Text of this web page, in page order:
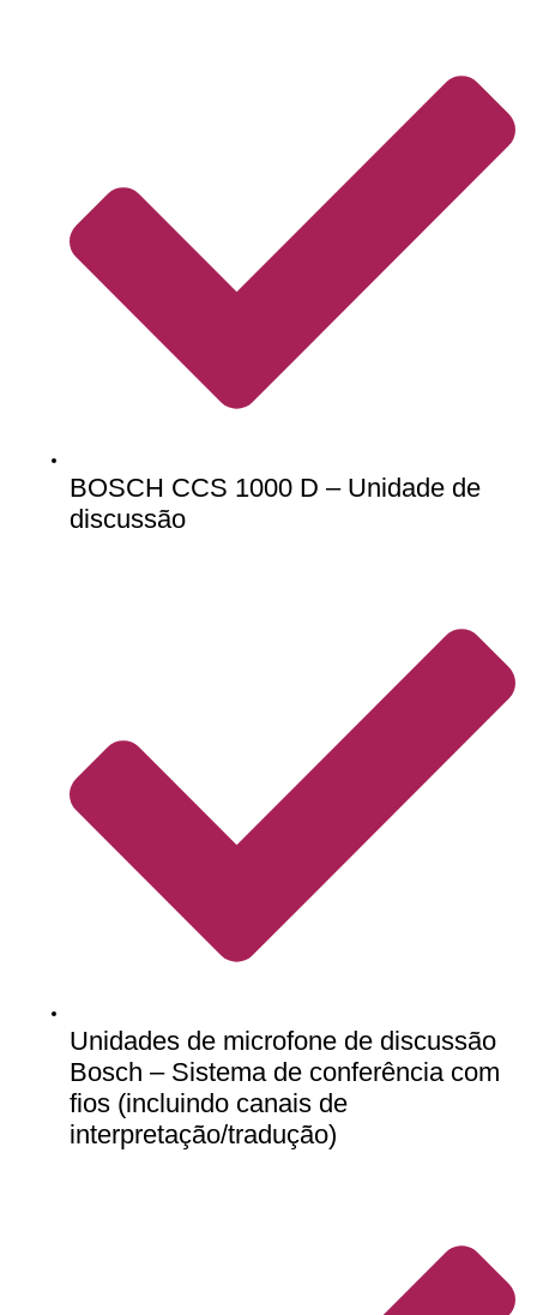
BOSCH CCS 1000 D – Unidade de
discussão
Unidades de microfone de discussão
Bosch – Sistema de conferência com
fios (incluindo canais de
interpretação/tradução)